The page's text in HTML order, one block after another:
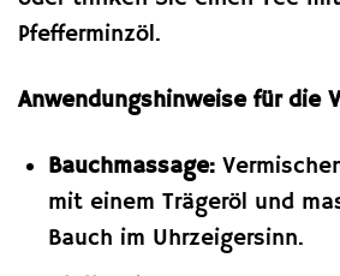
Pfefferminzöl.
Anwendungshinweise für die
Bauchmassage:
mit einem Trägeröl und
Bauch im Uhrzeigersinn.